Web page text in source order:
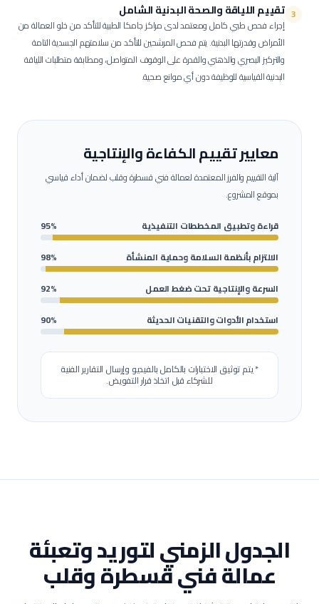
3 تقييم اللياقة والصحة البدنية الشامل
إجراء فحص طبي كامل ومعتمد لدى مراكز جامكا الطبية للتأكد من خلو العمالة من
الأمراض وقدرتها البدنية.يتم فحص المرشحين للتأكد من سلامتهم الجسدية التامة
والتركيز البصري والذهني والقدرة على الوقوف المتواصل، ومطابقة متطلبات اللياقة
البدنية القياسية للوظيفة دون أي موانع صحية.
معايير تقييم الكفاءة والإنتاجية
آلية التقييم والفرز المعتمدة لعمالةفني قسطرة وقلبلضمان أداء قياسي
بموقع المشروع.
قراءة وتطبيق المخططات التنفيذية
95%
الالتزام بأنظمة السلامة وحماية المنشأة
98%
السرعة والإنتاجية تحت ضغط العمل
92%
استخدام الأدوات والتقنيات الحديثة
90%
* يتم توثيق الاختبارات بالكامل بالفيديو وإرسال التقارير الفنية
للشركاء قبل اتخاذ قرار التفويض.
الجدول الزمني لتوريد وتعبئة
عمالةفني قسطرة وقلب